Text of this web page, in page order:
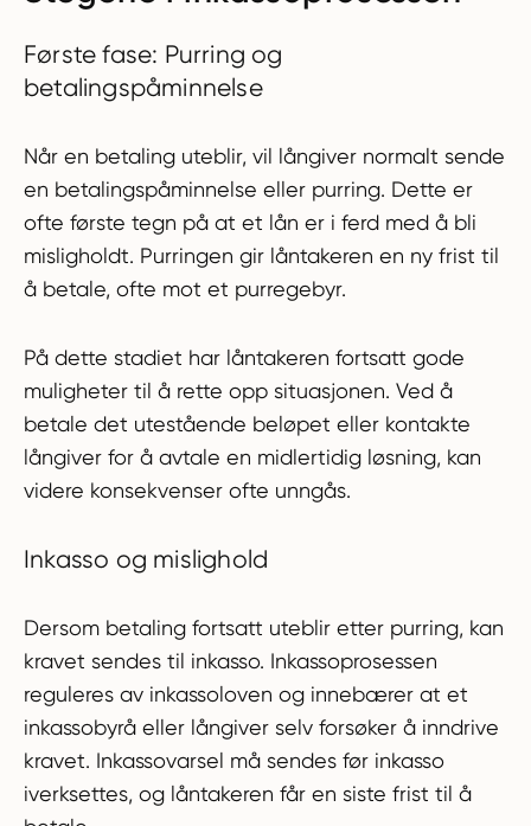
Første fase: Purring og
betalingspåminnelse
Når en betaling uteblir, vil långiver normalt sende
en betalingspåminnelse eller purring. Dette er
ofte første tegn på at et lån er i ferd med å bli
misligholdt. Purringen gir låntakeren en ny frist til
å betale, ofte mot et purregebyr.
På dette stadiet har låntakeren fortsatt gode
muligheter til å rette opp situasjonen. Ved å
betale det utestående beløpet eller kontakte
långiver for å avtale en midlertidig løsning, kan
videre konsekvenser ofte unngås.
Inkasso og mislighold
Dersom betaling fortsatt uteblir etter purring, kan
kravet sendes til inkasso. Inkassoprosessen
reguleres av inkassoloven og innebærer at et
inkassobyrå eller långiver selv forsøker å inndrive
kravet. Inkassovarsel må sendes før inkasso
iverksettes, og låntakeren får en siste frist til å